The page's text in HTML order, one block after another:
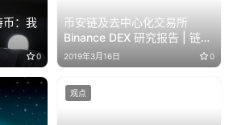
币：我
0
币安链及去中心化交易所
Binance DEX 研究报告 | 链塔
智库
2019年3月16日 0
观点